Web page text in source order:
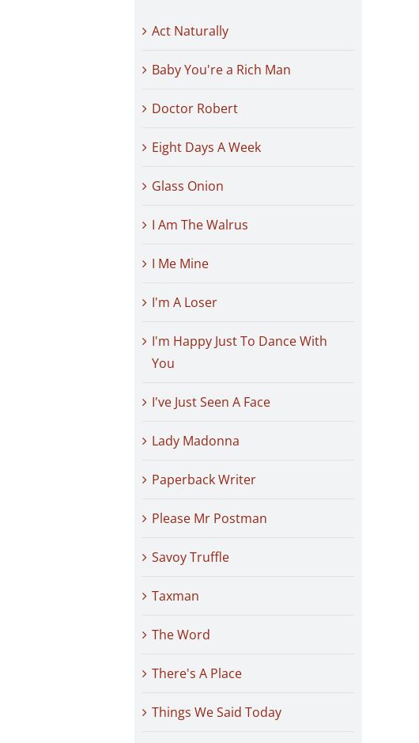
Act Naturally
Baby You're a Rich Man
Doctor Robert
Eight Days A Week
Glass Onion
I Am The Walrus
I Me Mine
I'm A Loser
I'm Happy Just To Dance With
You
I've Just Seen A Face
Lady Madonna
Paperback Writer
Please Mr Postman
Savoy Truffle
Taxman
The Word
There's A Place
Things We Said Today